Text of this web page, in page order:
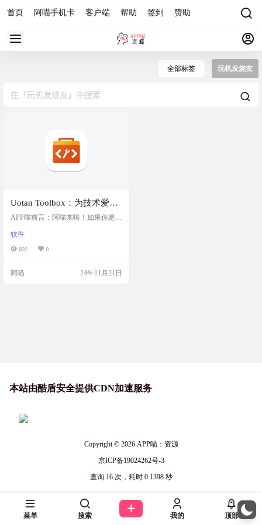
首页 阿喵手机卡 客户端 帮助 签到 赞助
全部标签 玩机发烧友
Uotan Toolbox：为技术爱好
者打造的现代化工具箱，提
满足极客们在项目管理、代
码编辑、系统优化等方面的
APP喵前言：阿喵来啦！如果你是技
对不能错过Uotan Toolbox。这个全新
的现代化工具箱是专门为像你这样
便。无论是项目管理、代码编辑还
软件
832 0
阿喵 24年11月21日
本站由酷盾安全提供CDN加速服务
Copyright © 2026APP喵：资源
京ICP备19024262号-3
查询 16 次，耗时 0.1398 秒
菜单 搜索 我的 顶部